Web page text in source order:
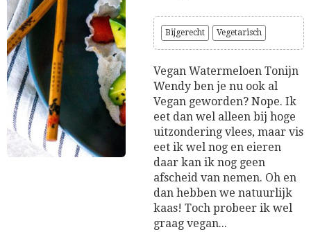
Bijgerecht Vegetarisch
Vegan Watermeloen Tonijn
Wendy ben je nu ook al
Vegan geworden? Nope. Ik
eet dan wel alleen bij hoge
uitzondering vlees, maar vis
eet ik wel nog en eieren
daar kan ik nog geen
afscheid van nemen. Oh en
dan hebben we natuurlijk
kaas! Toch probeer ik wel
graag vegan...